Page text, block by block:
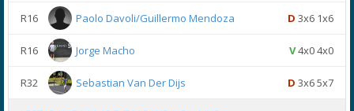
R16 Paolo Davoli/Guillermo Mendoza D 3x6 1x6
R16 Jorge Macho V4x0 4x0
R32 Sebastian Van Der Dijs D 3x6 5x7